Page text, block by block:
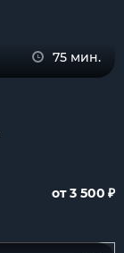
75 мин.
от 3 500 ₽